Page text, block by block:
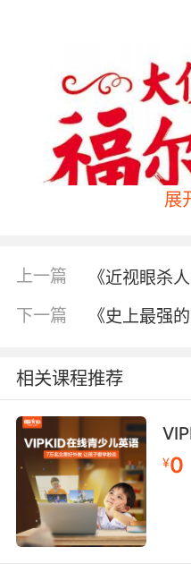
展
上一篇 《近视眼杀
下一篇 《史上最强
相关课程推荐
¥0